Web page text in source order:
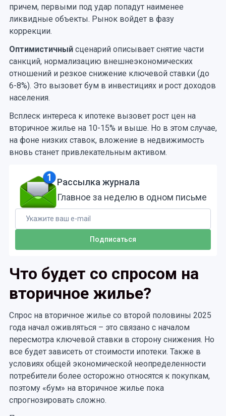
причем, первыми под удар попадут наименее
ликвидные объекты. Рынок войдет в фазу
коррекции.
Оптимистичныйсценарий описывает снятие части
санкций, нормализацию внешнеэкономических
отношений и резкое снижение ключевой ставки (до
6-8%). Это вызовет бум в инвестициях и рост доходов
населения.
Всплеск интереса к ипотеке вызовет рост цен на
вторичное жилье на 10-15% и выше. Но в этом случае,
на фоне низких ставок, вложение в недвижимость
вновь станет привлекательным активом.
Рассылка журнала
Главное за неделю в одном письме
Что будет со спросом на
вторичное жилье?
Спрос на вторичное жилье со второй половины 2025
года начал оживляться – это связано с началом
пересмотра ключевой ставки в сторону снижения. Но
все будет зависеть от стоимости ипотеки. Также в
условиях общей экономической неопределенности
потребители более осторожно относятся к покупкам,
поэтому «бум» на вторичное жилье пока
спрогнозировать сложно.